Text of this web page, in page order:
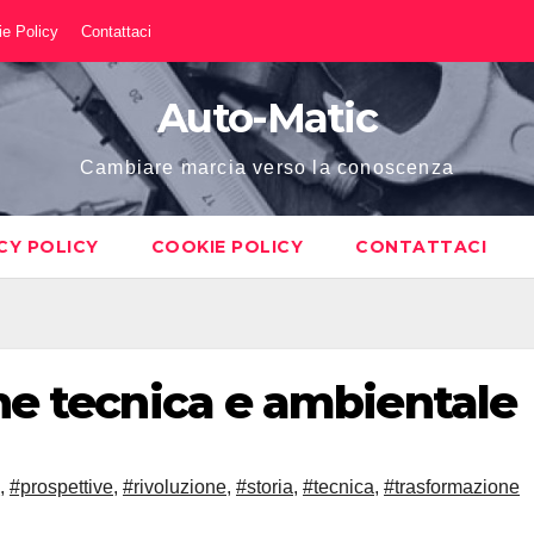
Policy Contattaci
Auto-Matic
Cambiare marcia verso la conoscenza
POLICY COOKIE POLICY CONTATTACI
tecnica e ambientale
, #prospettive, #rivoluzione, #storia, #tecnica, #trasformazione